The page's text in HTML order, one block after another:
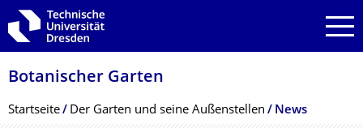
Zur Hauptnavigation springen
Zur Suche springen
Zum Inhalt springen
Botanischer Garten
Breadcrumb-Menü
Startseite Der Garten und seine Außenstellen News